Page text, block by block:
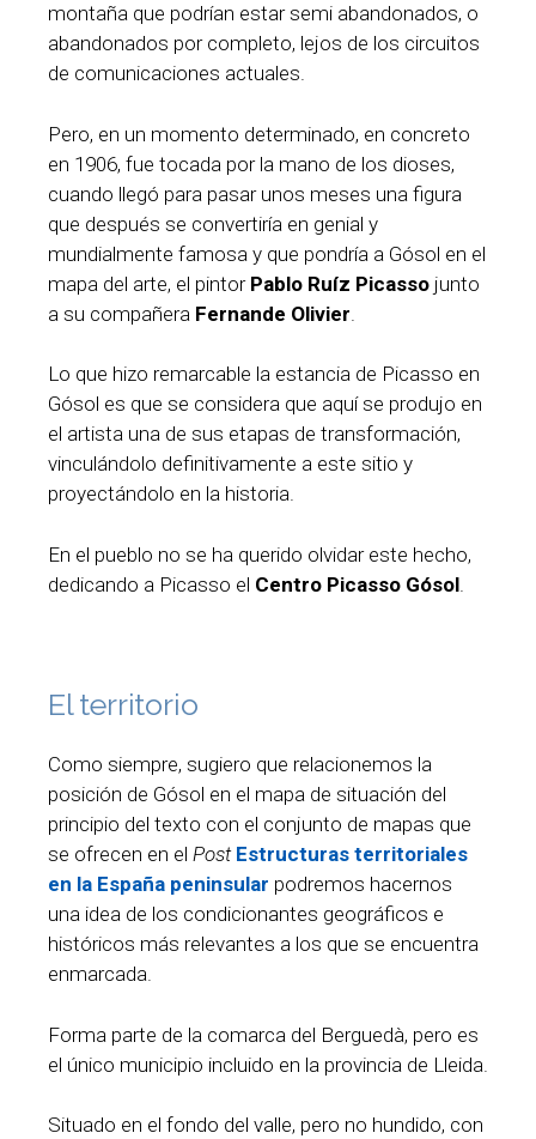
montaña que podrían estar semi abandonados, o
abandonados por completo, lejos de los circuitos
de comunicaciones actuales.
Pero, en un momento determinado, en concreto
en 1906, fue tocada por la mano de los dioses,
cuando llegó para pasar unos meses una figura
que después se convertiría en genial y
mundialmente famosa y que pondría a Gósol en el
mapa del arte, el pintor Pablo Ruíz Picasso junto
a su compañera Fernande Olivier
Lo que hizo remarcable la estancia de Picasso en
Gósol es que se considera que aquí se produjo en
el artista una de sus etapas de transformación,
vinculándolo definitivamente a este sitio y
proyectándolo en la historia.
En el pueblo no se ha querido olvidar este hecho,
dedicando a Picasso el Centro Picasso Gósol
El territorio
Como siempre, sugiero que relacionemos la
posición de Gósol en el mapa de situación del
principio del texto con el conjunto de mapas que
se ofrecen en el Post Estructuras territoriales
en la España peninsular podremos hacernos
una idea de los condicionantes geográficos e
históricos más relevantes a los que se encuentra
enmarcada.
Forma parte de la comarca del Berguedà, pero es
el único municipio incluido en la provincia de Lleida.
Situado en el fondo del valle, pero no hundido, con